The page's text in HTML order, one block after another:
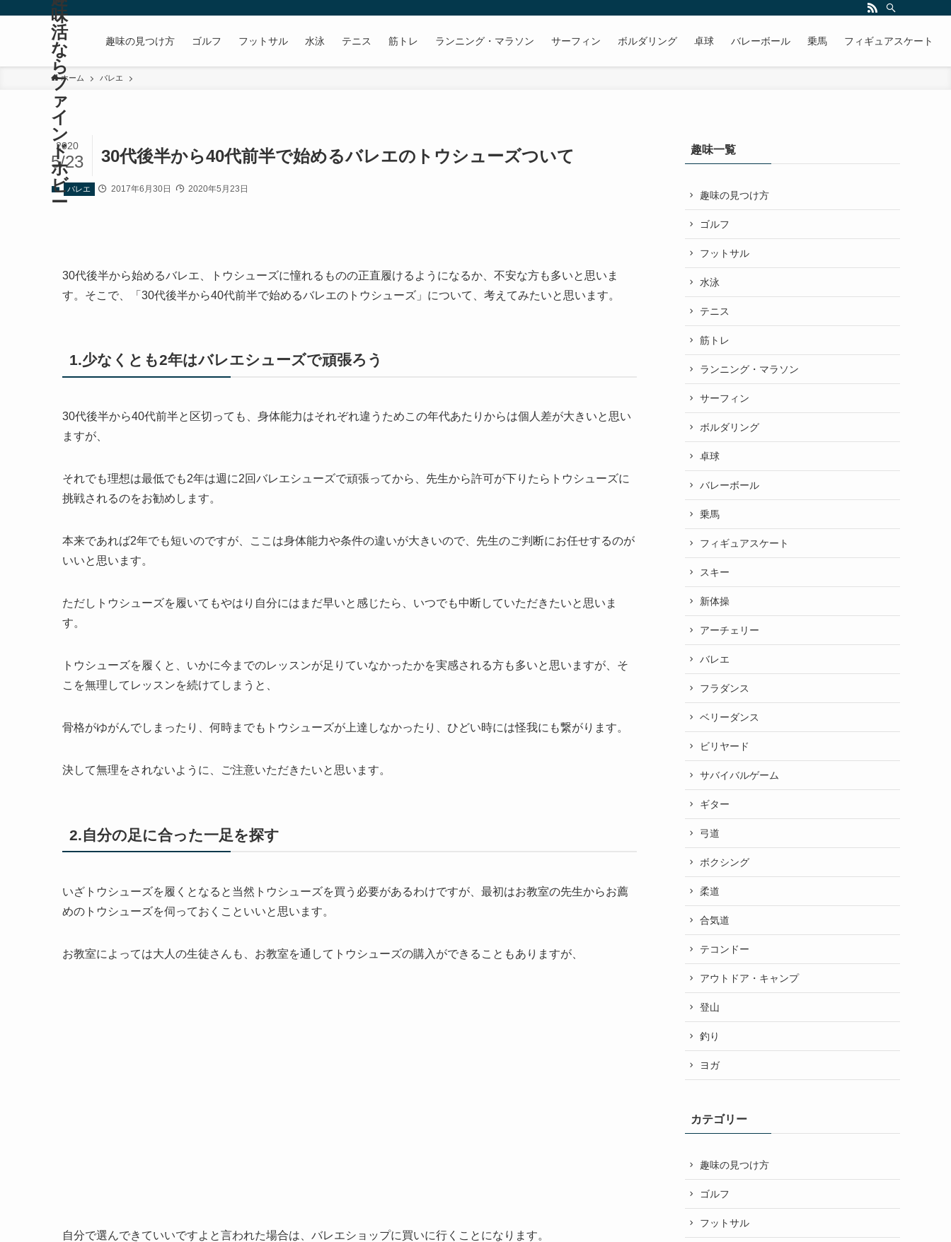
味
活
な
ら
フ
ァ
イ
ン
ド
ホ
ビ
ー
趣味の見つけ方 ゴルフ フットサル 水泳 テニス 筋トレ ランニング・マラソン サーフィン ボルダリング 卓球 バレーボール 乗馬 フィギュアスケート
ホーム バレエ
30代後半から40代前半で始めるバレエのトウシューズついて
2020
5/23
バレエ 2017年6月30日 2020年5月23日
30代後半から始めるバレエ、トウシューズに憧れるものの正直履けるようになるか、不安な方も多いと思いま
す。そこで、「30代後半から40代前半で始めるバレエのトウシューズ」について、考えてみたいと思います。
1.少なくとも2年はバレエシューズで頑張ろう
30代後半から40代前半と区切っても、身体能力はそれぞれ違うためこの年代あたりからは個人差が大きいと思い
ますが、
それでも理想は最低でも2年は週に2回バレエシューズで頑張ってから、先生から許可が下りたらトウシューズに
挑戦されるのをお勧めします。
本来であれば2年でも短いのですが、ここは身体能力や条件の違いが大きいので、先生のご判断にお任せするのが
いいと思います。
ただしトウシューズを履いてもやはり自分にはまだ早いと感じたら、いつでも中断していただきたいと思いま
す。
トウシューズを履くと、いかに今までのレッスンが足りていなかったかを実感される方も多いと思いますが、そ
こを無理してレッスンを続けてしまうと、
骨格がゆがんでしまったり、何時までもトウシューズが上達しなかったり、ひどい時には怪我にも繋がります。
決して無理をされないように、ご注意いただきたいと思います。
2.自分の足に合った一足を探す
いざトウシューズを履くとなると当然トウシューズを買う必要があるわけですが、最初はお教室の先生からお薦
めのトウシューズを伺っておくこといいと思います。
お教室によっては大人の生徒さんも、お教室を通してトウシューズの購入ができることもありますが、
自分で選んできていいですよと言われた場合は、バレエショップに買いに行くことになります。
趣味一覧
趣味の見つけ方
ゴルフ
フットサル
水泳
テニス
筋トレ
ランニング・マラソン
サーフィン
ボルダリング
卓球
バレーボール
乗馬
フィギュアスケート
スキー
新体操
アーチェリー
バレエ
フラダンス
ベリーダンス
ビリヤード
サバイバルゲーム
ギター
弓道
ボクシング
柔道
合気道
テコンドー
アウトドア・キャンプ
登山
釣り
ヨガ
カテゴリー
趣味の見つけ方
ゴルフ
フットサル